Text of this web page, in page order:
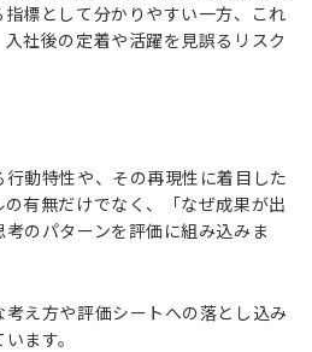
標として分かりやすい一方、これ
社後の定着や活躍を見誤るリスク
動特性や、その再現性に着目した
有無だけでなく、「なぜ成果が出
のパターンを評価に組み込みま
え方や評価シートへの落とし込み
ます。